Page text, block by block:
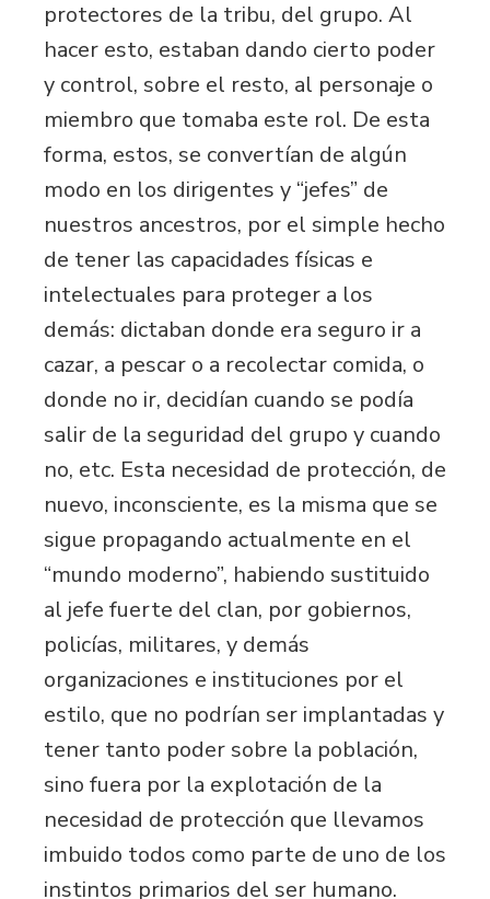
protectores de la tribu, del grupo. Al
hacer esto, estaban dando cierto poder
y control, sobre el resto, al personaje o
miembro que tomaba este rol. De esta
forma, estos, se convertían de algún
modo en los dirigentes y “jefes” de
nuestros ancestros, por el simple hecho
de tener las capacidades físicas e
intelectuales para proteger a los
demás: dictaban donde era seguro ir a
cazar, a pescar o a recolectar comida, o
donde no ir, decidían cuando se podía
salir de la seguridad del grupo y cuando
no, etc. Esta necesidad de protección, de
nuevo, inconsciente, es la misma que se
sigue propagando actualmente en el
“mundo moderno”, habiendo sustituido
al jefe fuerte del clan, por gobiernos,
policías, militares, y demás
organizaciones e instituciones por el
estilo, que no podrían ser implantadas y
tener tanto poder sobre la población,
sino fuera por la explotación de la
necesidad de protección que llevamos
imbuido todos como parte de uno de los
instintos primarios del ser humano.